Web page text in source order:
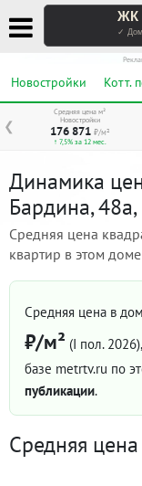
ЖК
✓
Новостройки Котт.
❮
Средняя цена м²
Новостройки
176 871 ₽/м²
↑ 7,5% за 12 мес.
Динамика
Бардина,
Средняя цена
квартир в этом
Средняя цена в
₽/м² (I пол. 2026)
базе metrtv.ru по
публикации.
Средняя